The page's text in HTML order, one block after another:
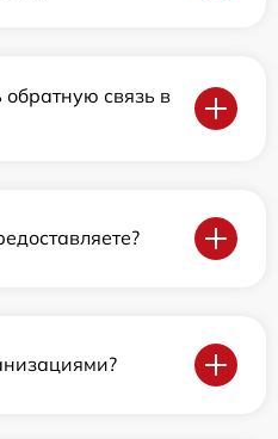
связь в